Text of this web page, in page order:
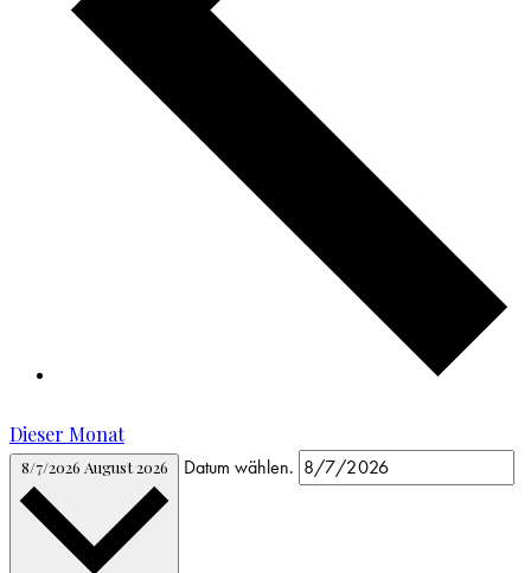
Dieser Monat
8/7/2026 August 2026 Datum wählen.